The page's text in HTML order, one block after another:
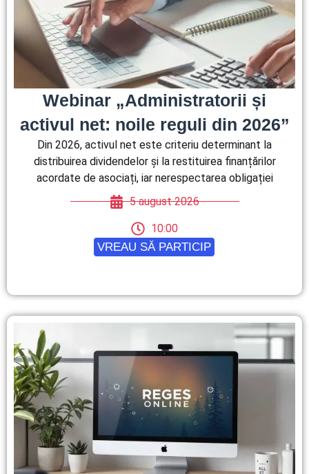
Webinar „Administratorii și
activul net: noile reguli din 2026”
Din 2026, activul net este criteriu determinant la
distribuirea dividendelor și la restituirea finanțărilor
acordate de asociați, iar nerespectarea obligației
5 august 2026
10:00
VREAU SĂ PARTICIP